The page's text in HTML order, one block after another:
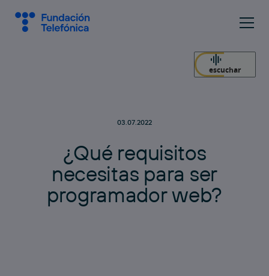
escuchar
03.07.2022
¿Qué requisitos
necesitas para ser
programadorweb?